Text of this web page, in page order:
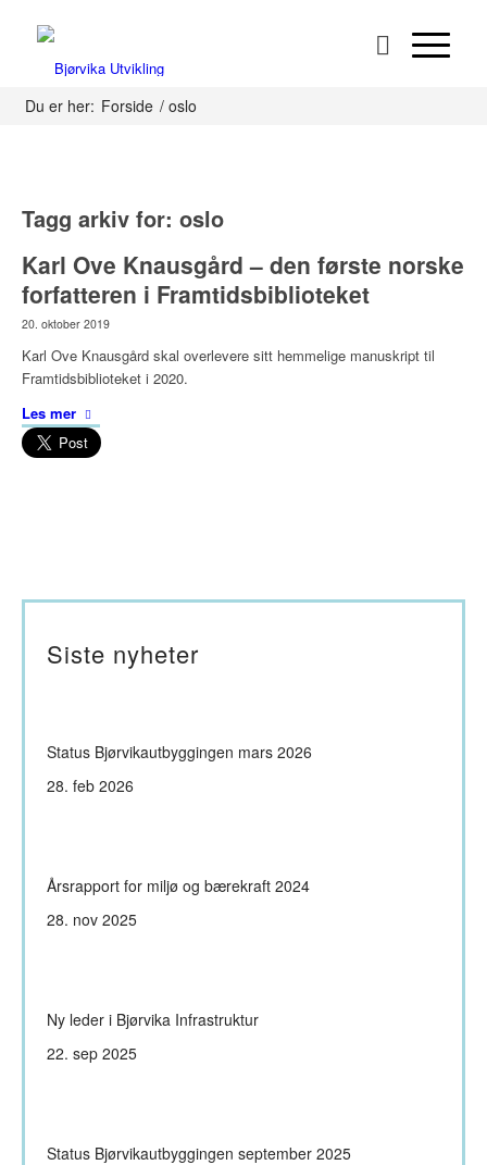
Du er her: Forside / oslo
Tagg arkiv for: oslo
Karl Ove Knausgård – den første norske
forfatteren i Framtidsbiblioteket
20. oktober 2019
Karl Ove Knausgård skal overlevere sitt hemmelige manuskript til
Framtidsbiblioteket i 2020.
Les mer
Siste nyheter
Status Bjørvikautbyggingen mars 2026
28. feb 2026
Årsrapport for miljø og bærekraft 2024
28. nov 2025
Ny leder i Bjørvika Infrastruktur
22. sep 2025
Status Bjørvikautbyggingen september 2025